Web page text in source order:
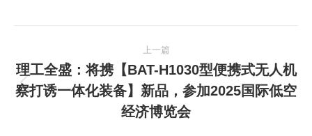
章
导
上一篇
上
一
理工全盛：将携【BAT-H1030型便携式无人机
察打诱一体化装备】新品，参加2025国际低空
经济博览会